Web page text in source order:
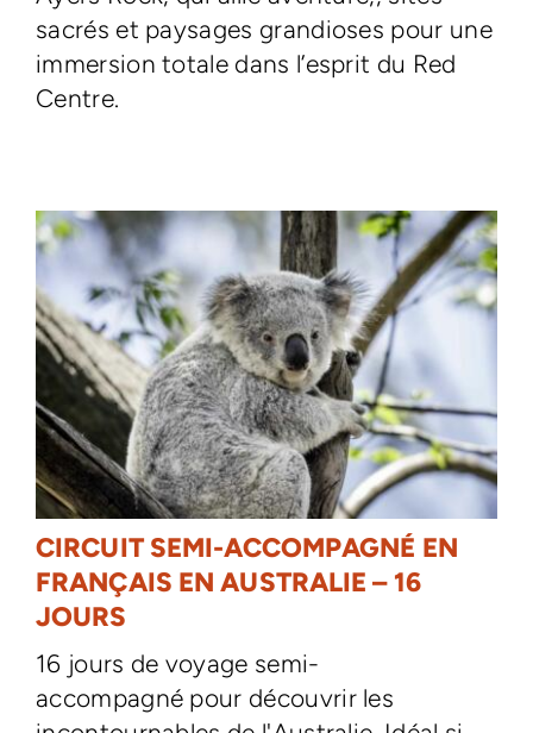
sacrés et paysages grandioses pour une
immersion totale dans l’esprit du Red
Centre.
CIRCUIT SEMI-ACCOMPAGNÉ EN
FRANÇAIS EN AUSTRALIE – 16
JOURS
16 jours de voyage semi-
accompagné pour découvrir les